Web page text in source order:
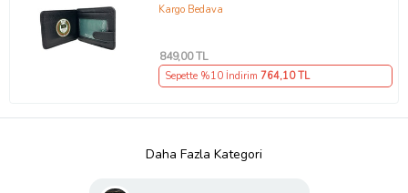
Kargo Bedava
849,00 TL
Sepette %10 İndirim 764,10 TL
Daha Fazla Kategori